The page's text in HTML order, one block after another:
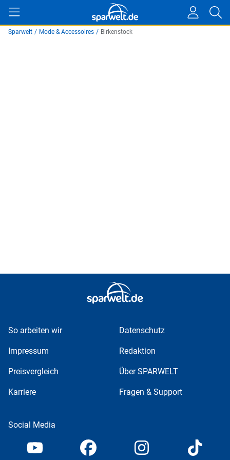
Sparwelt / Mode & Accessoires / Birkenstock
So arbeiten wir Datenschutz
Impressum Redaktion
Preisvergleich Über SPARWELT
Karriere Fragen & Support
Social Media